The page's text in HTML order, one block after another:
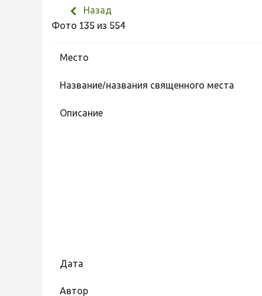
Назад
Фото 135 из 554
Место
Название/названия священного места
Описание
Дата
Автор